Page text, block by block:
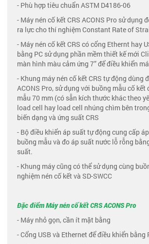
- Phù hợp tiêu chuẩn ASTM D4186-06
- Máy nén cố kết CRS ACONS Pro sử dụng
ra lực cho thí nghiệm Constant Rate of
- Máy nén cố kết CRS có cổng Ethernt hay
bằng PC sử dụng phần mềm thiết kế mới
màn hình màu cảm ứng 7” để điều khiển
- Khung máy nén cố kết CRS tự động dùng
ACONS Pro, sử dụng với buồng mẫu cố kết
mẫu 70 mm (có sẵn kích thước khác theo
load cell hay load cell nhúng chìm bên
biến dạng và ứng suất CRS
- Bộ điều khiển áp suất tự động cung cấp
buồng mẫu và đo áp suất nước lỗ rỗng
suất.
- Khung máy cũng có thể sử dụng cùng
nghiệm nén cố kết và SD-SWCC
Đặc điểm Máy nén cố kết CRS ACONS Pro
- Máy nhỏ gọn, cần ít mặt bằng
- Cổng USB và Ethernet để điều khiển bằng